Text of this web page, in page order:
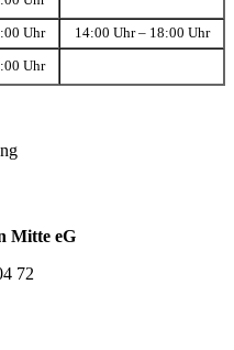
Uhr 14:00 Uhr – 18:00 Uhr
Uhr
Mitte eG
72